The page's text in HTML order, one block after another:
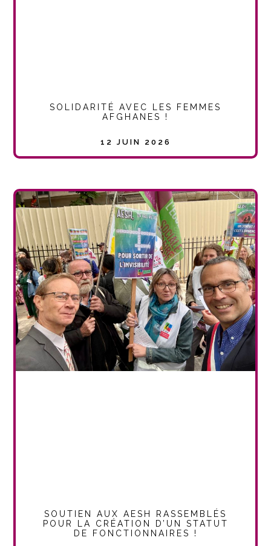
SOLIDARITÉ AVEC LES FEMMES
AFGHANES !
12 JUIN 2026
SOUTIEN AUX AESH RASSEMBLÉS
POUR LA CRÉATION D’UN STATUT
DE FONCTIONNAIRES !